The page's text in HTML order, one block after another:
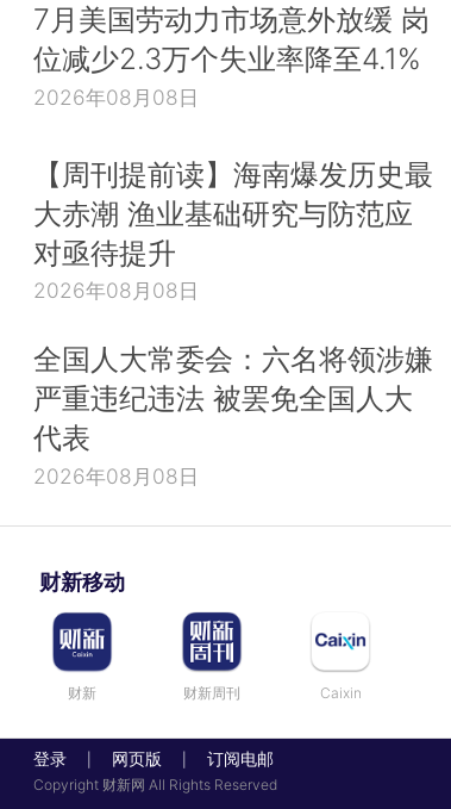
7月美国劳动力市场意外放缓 岗
位减少2.3万个失业率降至4.1%
2026年08月08日
【周刊提前读】海南爆发历史最
大赤潮 渔业基础研究与防范应
对亟待提升
2026年08月08日
全国人大常委会：六名将领涉嫌
严重违纪违法 被罢免全国人大
代表
2026年08月08日
财新移动
财新 财新周刊 Caixin
登录 网页版 订阅电邮
Copyright 财新网 All Rights Reserved